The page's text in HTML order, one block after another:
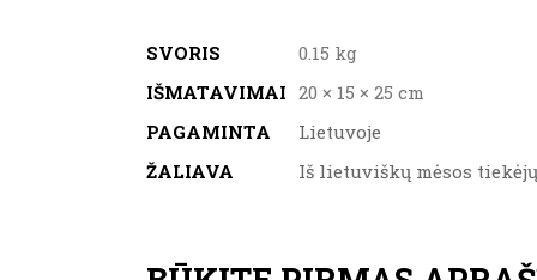
SVORIS
0.15 kg
IŠMATAVIMAI 20 × 15 × 25 cm
PAGAMINTA
Lietuvoje
ŽALIAVA
Iš lietuviškų mėsos tiekėjų